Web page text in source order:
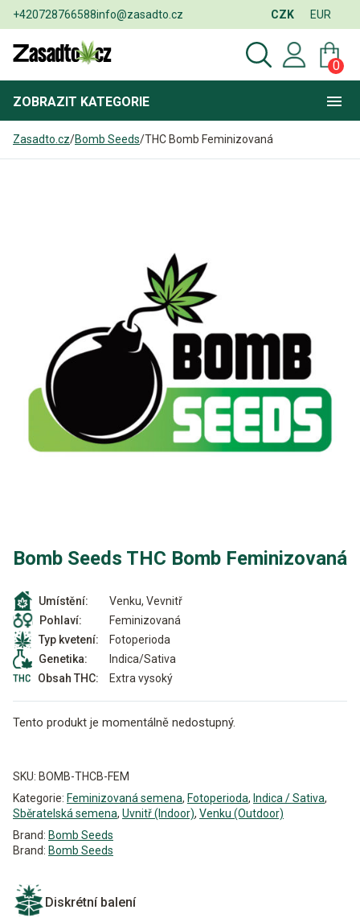
+420728766588info@zasadto.cz CZK EUR
0
ZOBRAZIT KATEGORIE
Zasadto.cz/Bomb Seeds/THC Bomb Feminizovaná
Bomb Seeds THC Bomb Feminizovaná
Umístění:
Venku, Vevnitř
Pohlaví:
Feminizovaná
Typ kvetení:
Fotoperioda
Genetika:
Indica/Sativa
Obsah THC:
Extra vysoký
Tento produkt je momentálně nedostupný.
SKU: BOMB-THCB-FEM
Kategorie: Feminizovaná semena, Fotoperioda, Indica / Sativa,
Sběratelská semena, Uvnitř (Indoor), Venku (Outdoor)
Brand: Bomb Seeds
Brand: Bomb Seeds
Diskrétní balení